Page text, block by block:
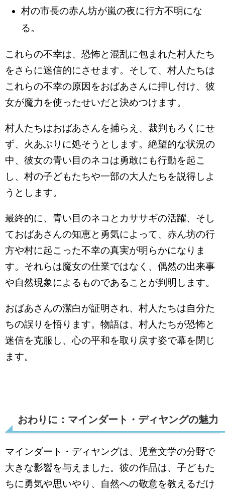
村の市長の赤ん坊が嵐の夜に行方不明にな
る。
これらの不幸は、恐怖と混乱に包まれた村人たち
をさらに迷信的にさせます。そして、村人たちは
これらの不幸の原因をおばあさんに押し付け、彼
女が魔力を使ったせいだと決めつけます。
村人たちはおばあさんを捕らえ、裁判もろくにせ
ず、火あぶりに処そうとします。絶望的な状況の
中、彼女の青い目のネコは勇敢にも行動を起こ
し、村の子どもたちや一部の大人たちを説得しよ
うとします。
最終的に、青い目のネコとカササギの活躍、そし
ておばあさんの知恵と勇気によって、赤ん坊の行
方や村に起こった不幸の真実が明らかになりま
す。それらは魔女の仕業ではなく、偶然の出来事
や自然現象によるものであることが判明します。
おばあさんの潔白が証明され、村人たちは自分た
ちの誤りを悟ります。物語は、村人たちが恐怖と
迷信を克服し、心の平和を取り戻す姿で幕を閉じ
ます。
おわりに：マインダート・ディヤングの魅力
マインダート・ディヤングは、児童文学の分野で
大きな影響を与えました。彼の作品は、子どもた
ちに勇気や思いやり、自然への敬意を教えるだけ